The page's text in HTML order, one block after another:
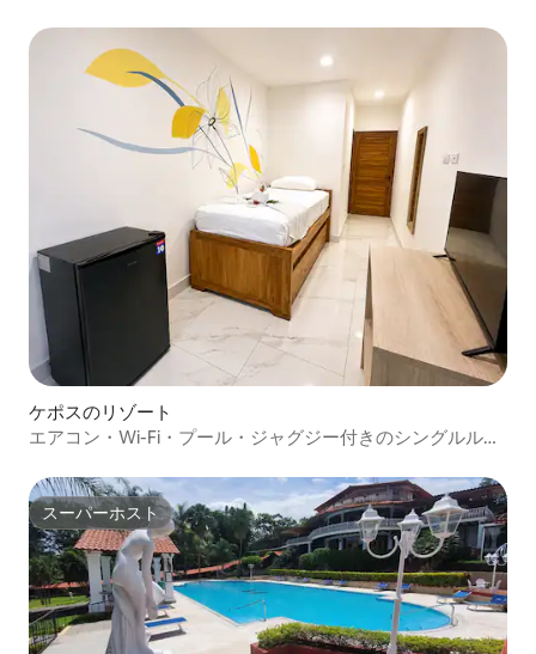
ケポスのリゾート
エアコン・Wi-Fi・プール・ジャグジー付きのシングルルー
スーパーホスト
スーパーホスト